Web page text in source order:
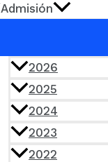
Admisión
2026
2025
2024
2023
2022